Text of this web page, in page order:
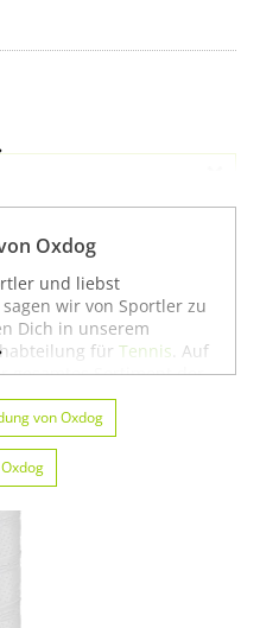
Oxdog
und liebst
wir von Sportler zu
Dich in unserem
für Tennis . Auf
gesamtes Sortiment der
Sportart Tennis. Du
zum Beispiel
Feldhockey von Oxdog
für die Sportart
auch auf unserer Seite
und Erfolg beim
von Oxdog